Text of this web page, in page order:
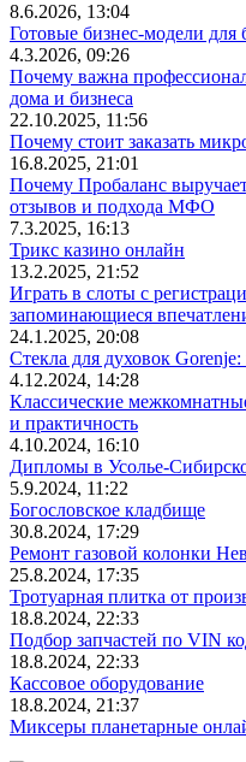
8.6.2026, 13:04
Готовые бизнес-модели для
4.3.2026, 09:26
Почему важна
дома и бизнеса
22.10.2025, 11:56
Почему стоит заказать
16.8.2025, 21:01
Почему Пробаланс
отзывов и подхода МФО
7.3.2025, 16:13
Трикс казино онлайн
13.2.2025, 21:52
Играть в слоты с
запоминающиеся
24.1.2025, 20:08
Стекла для духовок Gorenje:
4.12.2024, 14:28
Классические
и практичность
4.10.2024, 16:10
Дипломы в Усолье-
5.9.2024, 11:22
Богословское кладбище
30.8.2024, 17:29
Ремонт газовой колонки
25.8.2024, 17:35
Тротуарная плитка от
18.8.2024, 22:33
Подбор запчастей по VIN
18.8.2024, 22:33
Кассовое оборудование
18.8.2024, 21:37
Миксеры планетарные